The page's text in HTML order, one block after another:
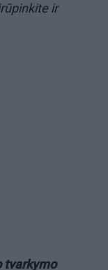
ir
tvarkymo